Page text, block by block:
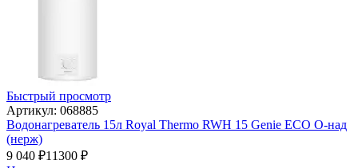
Быстрый просмотр
Артикул: 068885
Водонагреватель 15л Royal Thermo RWH 15 Genie ECO O-над
(нерж)
9 040 ₽11300 ₽